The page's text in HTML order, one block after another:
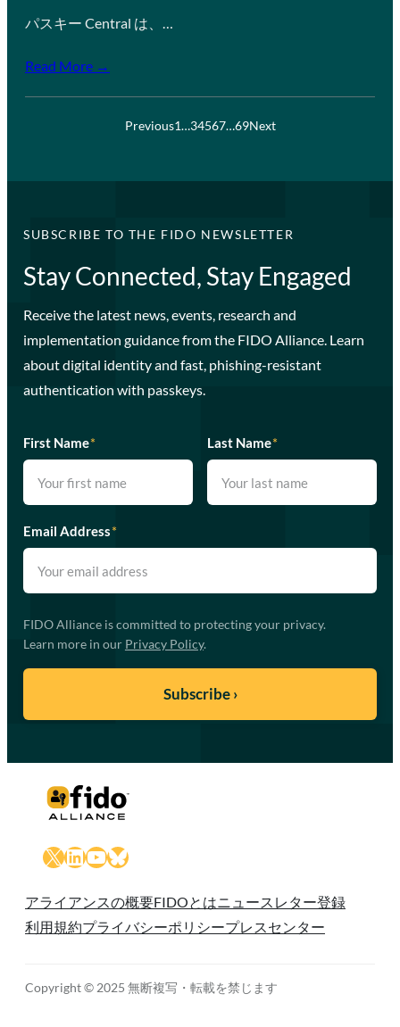
パスキー Central は、…
Read More →
Previous1…34567…69Next
SUBSCRIBE TO THE FIDO NEWSLETTER
Stay Connected, Stay Engaged
Receive the latest news, events, research and
implementation guidance from the FIDO Alliance. Learn
about digital identity and fast, phishing-resistant
authentication with passkeys.
First Name* Last Name*
Email Address*
FIDO Alliance is committed to protecting your privacy.
Learn more in our Privacy Policy.
X LinkedIn
YouTube
Bluesky
アライアンスの概要FIDOとは ニュースレター登録
利用規約プライバシーポリシープレスセンター
Copyright © 2025 無断複写・転載を禁じます